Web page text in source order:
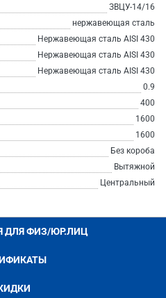
ЗВЦУ-14/16
нержавеющая сталь
Нержавеющая сталь AISI 430
Нержавеющая сталь AISI 430
Нержавеющая сталь AISI 430
0.9
400
1600
1600
Без короба
Вытяжной
Центральный
ДЛЯ ФИЗ/ЮР.ЛИЦ